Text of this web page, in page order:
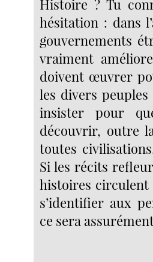
Histoire ? Tu
hésitation : dans
gouvernements
vraiment
doivent œuvrer
les divers
insister pour
découvrir, outre
toutes
Si les récits
histoires circulent
s’identifier aux
ce sera